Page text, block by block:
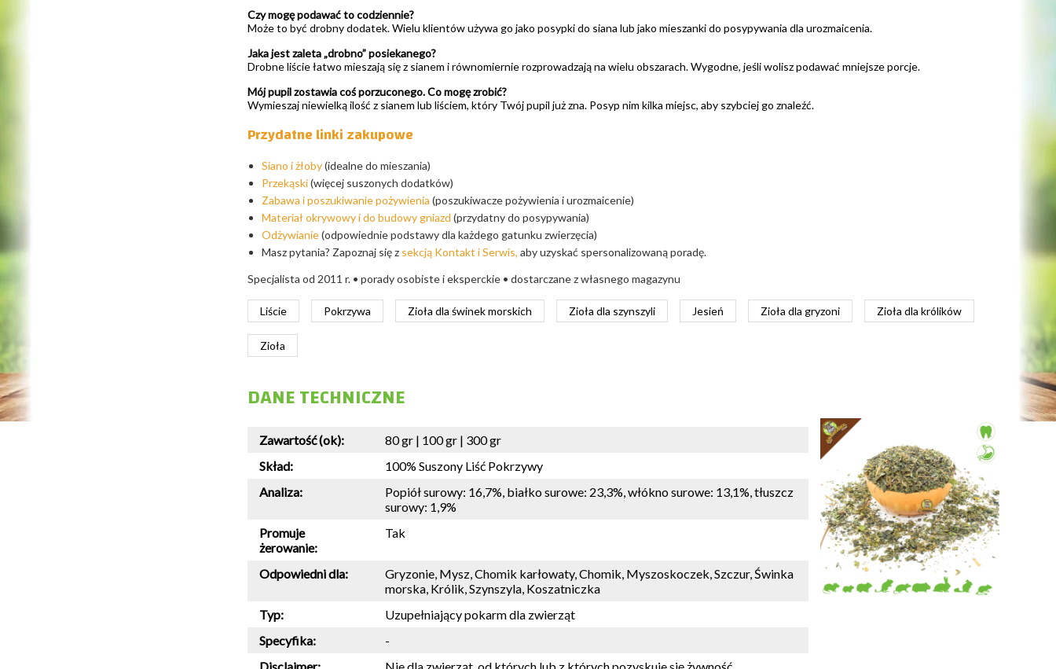
Czy mogę podawać to codziennie?
Może to być drobny dodatek. Wielu klientów używa go jako posypki do siana lub jako mieszanki do posypywania dla urozmaicenia.
Jaka jest zaleta „drobno” posiekanego?
Drobne liście łatwo mieszają się z sianem i równomiernie rozprowadzają na wielu obszarach. Wygodne, jeśli wolisz podawać mniejsze porcje.
Mój pupil zostawia coś porzuconego. Co mogę zrobić?
Wymieszaj niewielką ilość z sianem lub liściem, który Twój pupil już zna. Posyp nim kilka miejsc, aby szybciej go znaleźć.
Przydatne linki zakupowe
Siano i żłoby(idealne do mieszania)
Przekąski(więcej suszonych dodatków)
Zabawa i poszukiwanie pożywienia (poszukiwacze pożywienia i urozmaicenie)
Materiał okrywowy i do budowy gniazd (przydatny do posypywania)
Odżywianie(odpowiednie podstawy dla każdego gatunku zwierzęcia)
Masz pytania? Zapoznaj się z sekcją Kontakt i Serwis, aby uzyskać spersonalizowaną poradę.
Specjalista od 2011 r. • porady osobiste i eksperckie • dostarczane z własnego magazynu
Liście Pokrzywa Zioła dla świnek morskich Zioła dla szynszyli Jesień Zioła dla gryzoni Zioła dla królików
Zioła
DANE TECHNICZNE
Zawartość (ok):
80 gr | 100 gr | 300 gr
Skład:
100% Suszony Liść Pokrzywy
Analiza:
Popiół surowy: 16,7%, białko surowe: 23,3%, włókno surowe: 13,1%, tłuszcz
surowy: 1,9%
Promuje
żerowanie:
Tak
Odpowiedni dla:
Gryzonie, Mysz, Chomik karłowaty, Chomik, Myszoskoczek, Szczur, Świnka
morska, Królik, Szynszyla, Koszatniczka
Typ:
Uzupełniający pokarm dla zwierząt
Specyfika:
-